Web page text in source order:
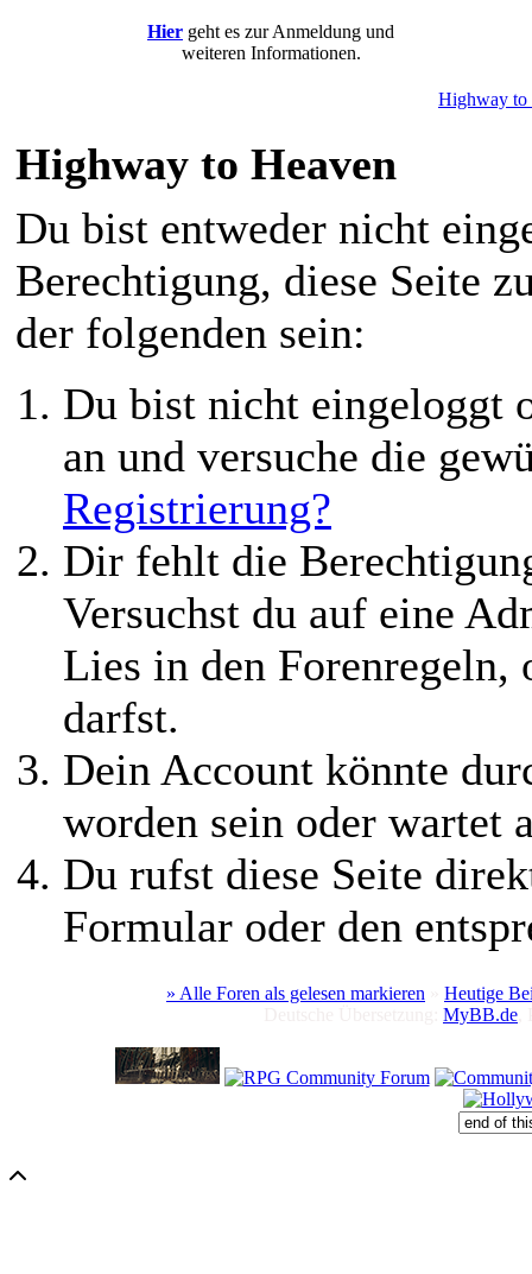
Hier geht es zur Anmeldung und
weiteren Informationen.
Highway to
Highway to Heaven
Du bist entweder nicht
Berechtigung, diese Seite
der folgenden sein:
Du bist nicht eingeloggt
an und versuche die
Registrierung?
Dir fehlt die
Versuchst du auf eine
Lies in den Forenregeln,
darfst.
Dein Account könnte
worden sein oder wartet
Du rufst diese Seite
Formular oder den
» Alle Foren als gelesen markieren
Heutige
MyBB.de